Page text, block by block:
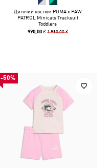
Дитячий костюм PUMA x PAW
PATROL Minicats Tracksuit
Toddlers
990,00 ₴ 1 990,00 ₴
-50%